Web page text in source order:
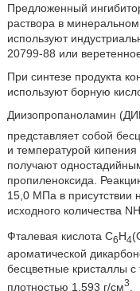
Предложенный
раствора в
используют
20799-88 или
При синтезе продукта
используют борную
Диизопропаноламин
представляет собой
и температурой
получают
пропиленоксида.
15,0 МПа в присутствии
исходного количества NH
Фталевая кислота С6Н4
ароматической
бесцветные кристаллы
плотностью 1,593 г/см3